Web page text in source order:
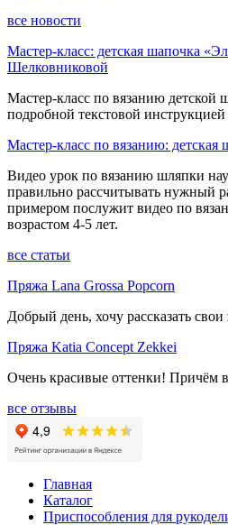
все новости
Мастер-класс: детская шапочка
Шелковниковой
Мастер-класс по вязанию детской
подробной текстовой
Мастер-класс по вязанию: детская
Видео урок по вязанию шляпки
правильно рассчитывать нужный
примером послужит видео по
возрастом 4-5 лет.
все статьи
Пряжа Lana Grossa Popcorn
Добрый день, хочу рассказать свои
Пряжа Katia Concept Zekkei
Очень красивые оттенки! Причём
все отзывы
Главная
Каталог
Приспособления для